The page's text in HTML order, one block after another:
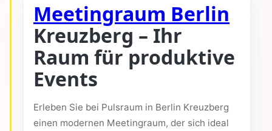
Meetingraum Berlin
Kreuzberg – Ihr
Raum für produktive
Events
Erleben Sie bei Pulsraum in Berlin Kreuzberg
einen modernen Meetingraum, der sich ideal